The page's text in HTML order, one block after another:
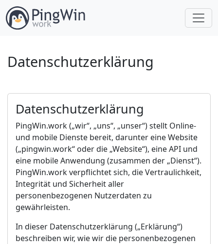
Datenschutzerklärung
Datenschutzerklärung
PingWin.work („wir“, „uns“, „unser“) stellt Online-
und mobile Dienste bereit, darunter eine Website
(„pingwin.work“ oder die „Website“), eine API und
eine mobile Anwendung (zusammen der „Dienst“).
PingWin.work verpflichtet sich, die Vertraulichkeit,
Integrität und Sicherheit aller
personenbezogenen Nutzerdaten zu
gewährleisten.
In dieser Datenschutzerklärung („Erklärung“)
beschreiben wir, wie wir die personenbezogenen